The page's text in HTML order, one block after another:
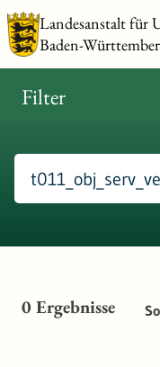
Landesanstalt für
Baden-
Filter
0Ergebnisse